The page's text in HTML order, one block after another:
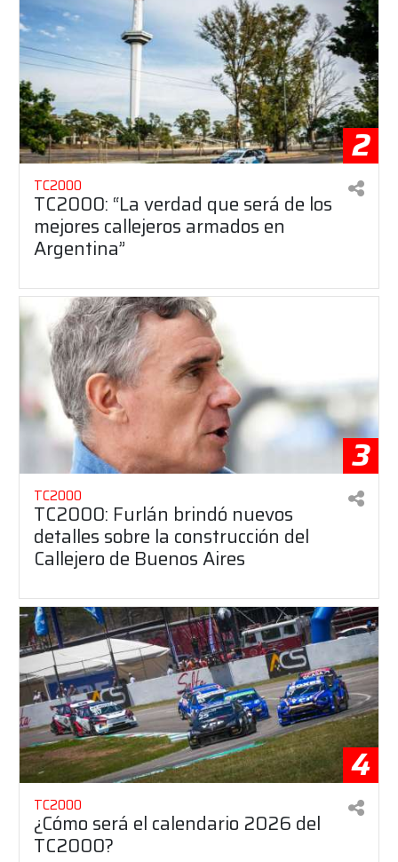
2
TC2000
TC2000: “La verdad que será de los
mejores callejeros armados en
Argentina”
3
TC2000
TC2000: Furlán brindó nuevos
detalles sobre la construcción del
Callejero de Buenos Aires
4
TC2000
¿Cómo será el calendario 2026 del
TC2000?